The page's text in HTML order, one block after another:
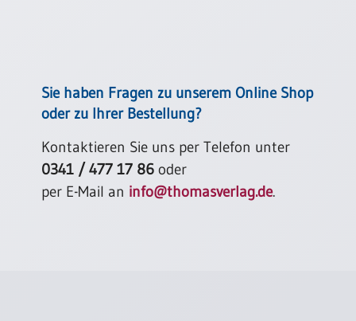
Bücher
Broschüren
Urkundenscheine
Sie haben Fragen zu unserem Online Shop
oder zu Ihrer Bestellung?
Kontaktieren Sie uns per Telefon unter
0341 / 477 17 86 oder
per E-Mail an info@thomasverlag.de.